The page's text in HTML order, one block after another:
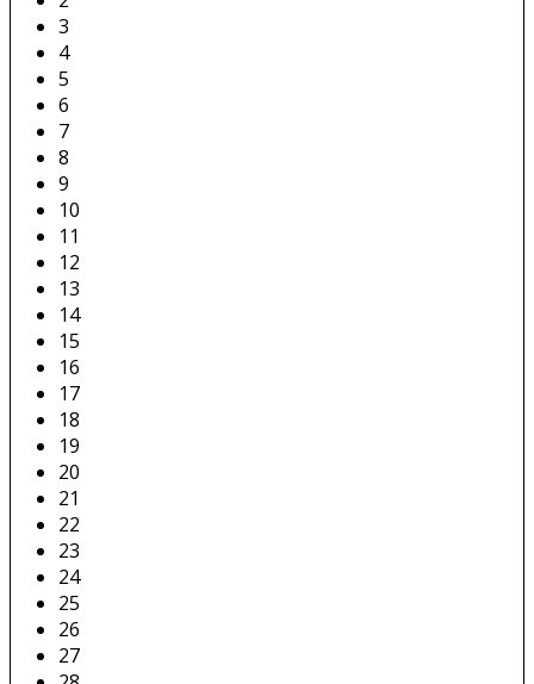
3
4
5
6
7
8
9
10
11
12
13
14
15
16
17
18
19
20
21
22
23
24
25
26
27